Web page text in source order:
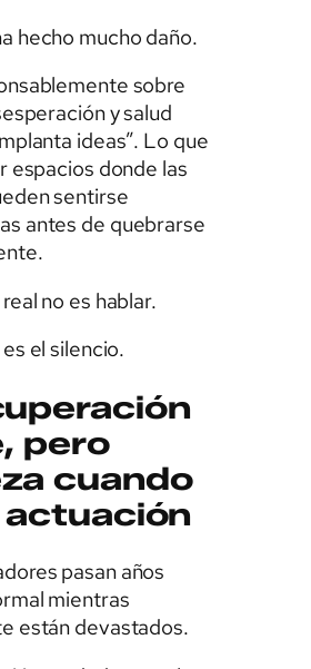
hecho mucho daño.
sobre
y salud
ideas”. Lo que
espacios donde las
sentirse
antes de quebrarse
no es hablar.
el silencio.
pero
cuando
actuación
pasan años
mientras
están devastados.